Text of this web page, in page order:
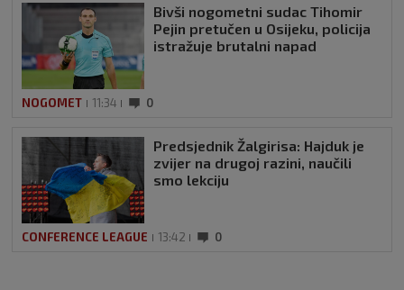
Bivši nogometni sudac Tihomir
Pejin pretučen u Osijeku, policija
istražuje brutalni napad
NOGOMET 11:34 0
Predsjednik Žalgirisa: Hajduk je
zvijer na drugoj razini, naučili
smo lekciju
CONFERENCE LEAGUE 13:42 0